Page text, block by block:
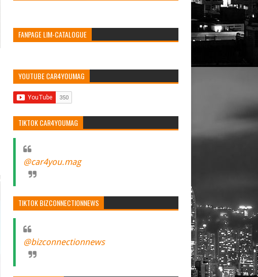
FANPAGE LIM-CATALOGUE
YOUTUBE CAR4YOUMAG
TIKTOK CAR4YOUMAG
@car4you.mag
TIKTOK BIZCONNECTIONNEWS
@bizconnectionnews